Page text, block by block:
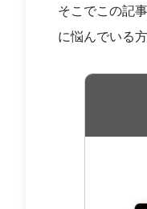
そこでこの記事
に悩んでいる